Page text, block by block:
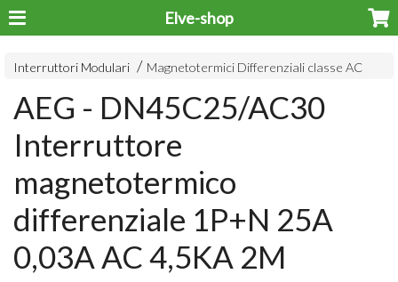
Elve-shop
Interruttori Modulari Magnetotermici Differenziali classe AC
AEG - DN45C25/AC30
Interruttore
magnetotermico
differenziale 1P+N 25A
0,03A AC 4,5KA 2M